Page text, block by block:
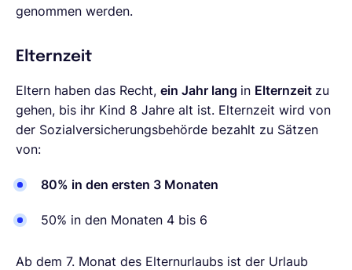
genommen werden.
Elternzeit
Eltern haben das Recht, ein Jahr lang in Elternzeit zu
gehen, bis ihr Kind 8 Jahre alt ist. Elternzeit wird von
der Sozialversicherungsbehörde bezahlt zu Sätzen
von:
80% in den ersten 3 Monaten
50% in den Monaten 4 bis 6
Ab dem 7. Monat des Elternurlaubs ist der Urlaub